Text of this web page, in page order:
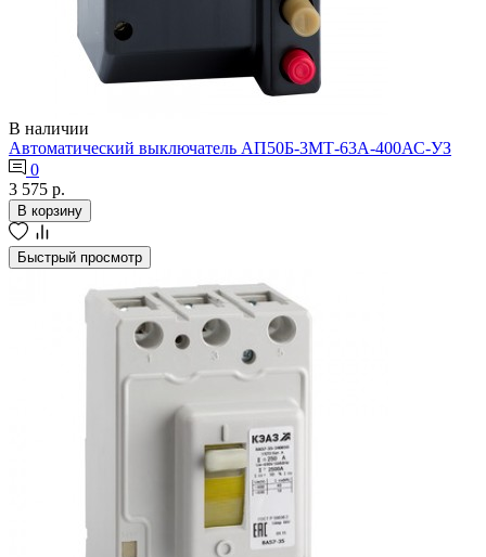
В наличии
Автоматический выключатель АП50Б-3МТ-63А-400АС-УЗ
0
3 575 р.
В корзину
Быстрый просмотр